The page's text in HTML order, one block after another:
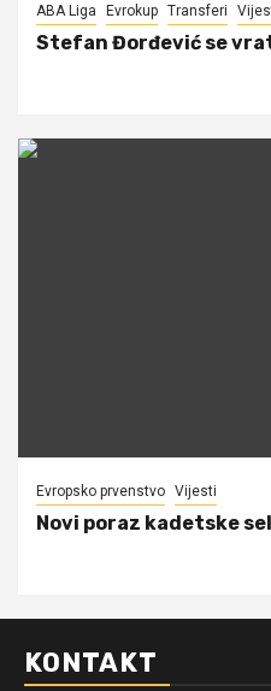
ABA Liga Evrokup Transferi
Stefan Đorđević se
Evropsko prvenstvo Vijesti
Novi poraz kadetske
KONTAKT